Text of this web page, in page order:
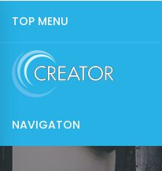
TOP MENU
NAVIGATON